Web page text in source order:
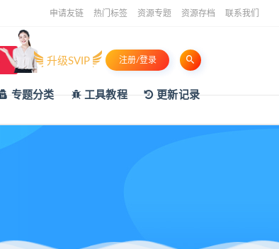
申请友链 热门标签 资源专题 资源存档 联系我们
升级SVIP 注册/登录
专题分类 工具教程 更新记录